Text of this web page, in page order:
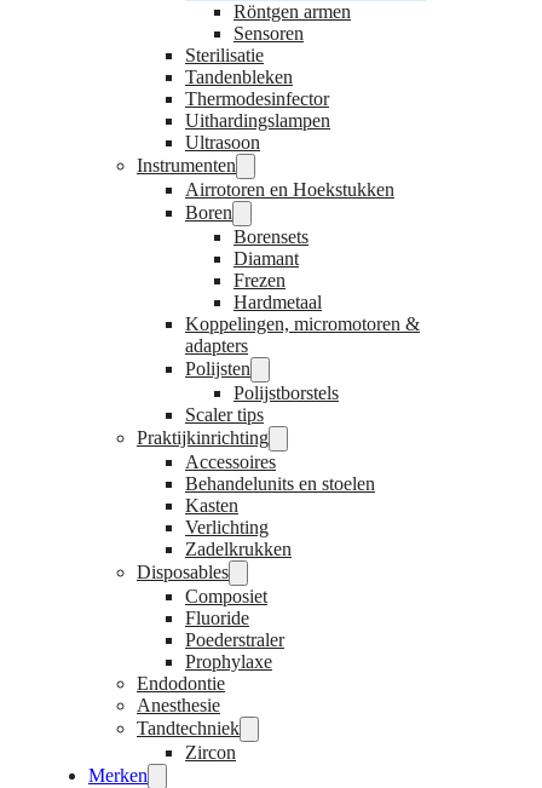
Röntgen armen
Sensoren
Sterilisatie
Tandenbleken
Thermodesinfector
Uithardingslampen
Ultrasoon
Instrumenten
Airrotoren en Hoekstukken
Boren
Borensets
Diamant
Frezen
Hardmetaal
Koppelingen, micromotoren &
adapters
Polijsten
Polijstborstels
Scaler tips
Praktijkinrichting
Accessoires
Behandelunits en stoelen
Kasten
Verlichting
Zadelkrukken
Disposables
Composiet
Fluoride
Poederstraler
Prophylaxe
Endodontie
Anesthesie
Tandtechniek
Zircon
Merken